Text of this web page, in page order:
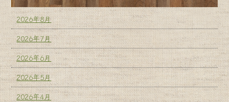
2026年8月
2026年7月
2026年6月
2026年5月
2026年4月